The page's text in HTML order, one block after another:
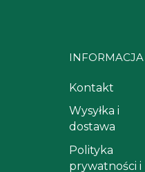
INFORMACJA
Kontakt
Wysyłka i
dostawa
Polityka
prywatności i